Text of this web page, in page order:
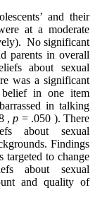
and their
at a moderate
No significant
parents in overall
about sexual
was a significant
belief in one item
in talking
,p = .050 ). There
about sexual
Findings
targeted to change
about sexual
and quality of